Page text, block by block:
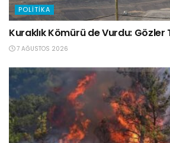
POLITIKA
Kuraklık Kömürü de Vurdu: Gözler
7 AĞUSTOS 2026